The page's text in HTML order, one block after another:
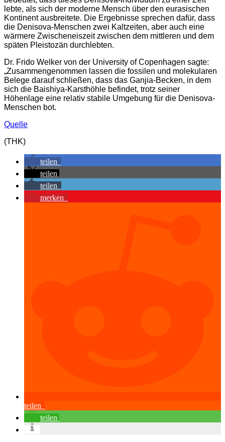
lebte, als sich der moderne Mensch über den eurasischen
Kontinent ausbreitete. Die Ergebnisse sprechen dafür, dass
die Denisova-Menschen zwei Kaltzeiten, aber auch eine
wärmere Zwischeneiszeit zwischen dem mittleren und dem
späten Pleistozän durchlebten.
Dr. Frido Welker von der University of Copenhagen sagte:
„Zusammengenommen lassen die fossilen und molekularen
Belege darauf schließen, dass das Ganjia-Becken, in dem
sich die Baishiya-Karsthöhle befindet, trotz seiner
Höhenlage eine relativ stabile Umgebung für die Denisova-
Menschen bot.
Quelle
(THK)
teilen
teilen
teilen
merken
teilen
teilen